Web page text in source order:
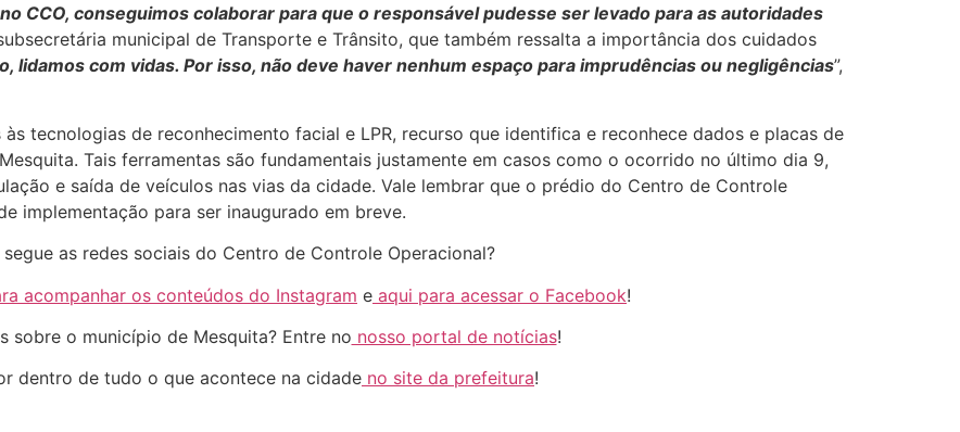
CCO, conseguimos colaborar para que o responsável pudesse ser levado para as autoridades
municipal de Transporte e Trânsito, que também ressalta a importância dos cuidados
lidamos com vidas. Por isso, não deve haver nenhum espaço para imprudências ou negligências”,
tecnologias de reconhecimento facial e LPR, recurso que identifica e reconhece dados e placas de
Tais ferramentas são fundamentais justamente em casos como o ocorrido no último dia 9,
e saída de veículos nas vias da cidade. Vale lembrar que o prédio do Centro de Controle
implementação para ser inaugurado em breve.
segue as redes sociais do Centro de Controle Operacional?
acompanhar os conteúdos do Instagram e aqui para acessar o Facebook!
sobre o município de Mesquita? Entre no nosso portal de notícias!
dentro de tudo o que acontece na cidade no site da prefeitura!